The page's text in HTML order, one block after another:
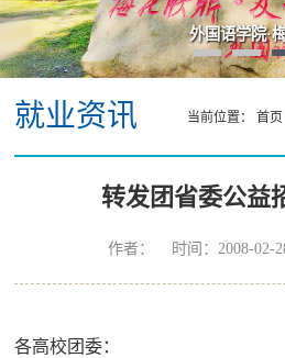
外国语学院·
就业资讯 当前位置： 首页
转发团省委公益
作者： 时间：2008-02-
各高校团委：